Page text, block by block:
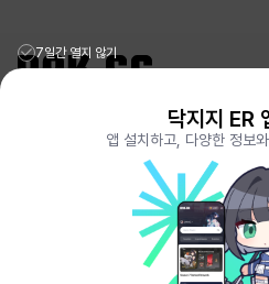
리그오브레전드 전적검색 포로지지
전략적팀전투 TFT 전적검색 롤체지지
메이플스토리 종합통계MAPLE.GG
VALORANT.DAK.GG
배틀그라운드 전적검색PUBG.DAK.GG
이터널 리턴 전적검색ER.DAK.GG
GENSHIN.DAK.GG
DEADLOCK.DAK.GG
7일간 열지 않기
닥지지 ER
앱 설치하고, 다양한 정보